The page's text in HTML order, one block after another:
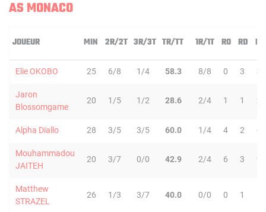
AS MONACO
JOUEUR MIN 2R/2T 3R/3T TR/TT 1R/1T RO RD RT
Elie OKOBO 25 6/8 1/4 58.3 8/8 0 3 3
Jaron
Blossomgame
20 1/5 1/2 28.6 2/4 1 1 2
Alpha Diallo 28 3/5 3/5 60.0 1/4 4 2 6
Mouhammadou
JAITEH
20 3/7 0/0 42.9 2/4 6 3 9
Matthew
STRAZEL
26 1/3 3/7 40.0 0/0 0 1